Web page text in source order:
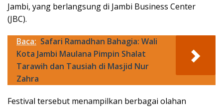
Jambi, yang berlangsung di Jambi Business Center
(JBC).
Baca: Safari Ramadhan Bahagia: Wali
Kota Jambi Maulana Pimpin Shalat
Tarawih dan Tausiah di Masjid Nur
Zahra
Festival tersebut menampilkan berbagai olahan